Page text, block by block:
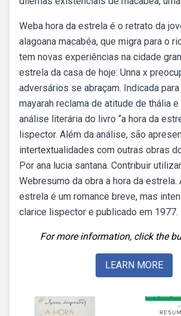
Weba hora da estrela é o retrato da
alagoana macabéa, que migra para o
tem novas experiências na cidade
estrela da casa de hoje: Unna x
adversários se abraçam. Indicada para
mayarah reclama de atitude de thália
análise literária do livro “a hora da
lispector. Além da análise, são
intertextualidades com outras obras
Por ana lucia santana. Contribuir
Webresumo da obra a hora da estrela.
estrela é um romance breve, mas
clarice lispector e publicado em 1977.
For more information, click the
LEARN MORE